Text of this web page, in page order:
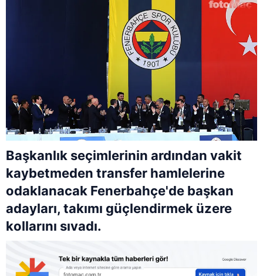
Başkanlık seçimlerinin ardından vakit
kaybetmeden transfer hamlelerine
odaklanacak Fenerbahçe'de başkan
adayları, takımı güçlendirmek üzere
kollarını sıvadı.